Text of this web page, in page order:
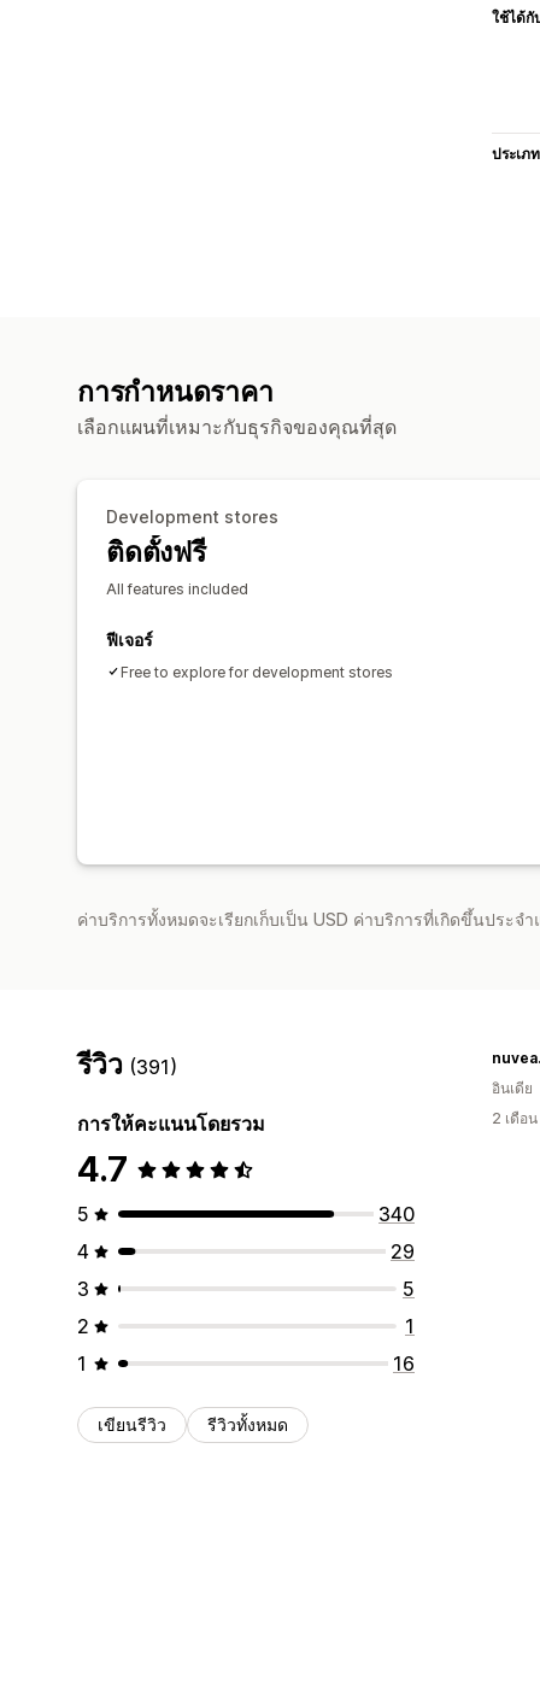
ใช้ได้กั
ประเภท
การกำหนดราคา
เลือกแผนที่เหมาะกับธุรกิจของคุณที่สุด
Development stores
ติดตั้งฟรี
All features included
ฟีเจอร์
Free to explore for development stores
ค่าบริการทั้งหมดจะเรียกเก็บเป็น USD ค่าบริการที่เกิดขึ้นประจ
รีวิว (391)
การให้คะแนนโดยรวม
4.7
5
340
4
29
3
5
2
1
1
16
เขียนรีวิว รีวิวทั้งหมด
อินเดีย
2 เดือ